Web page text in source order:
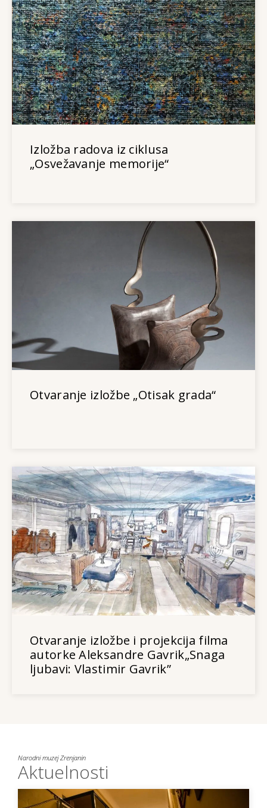
Izložba radova iz ciklusa
„Osvežavanje memorije“
Otvaranje izložbe „Otisak grada“
Otvaranje izložbe i projekcija filma
autorke Aleksandre Gavrik„Snaga
ljubavi: Vlastimir Gavrik”
Narodni muzej Zrenjanin
Aktuelnosti